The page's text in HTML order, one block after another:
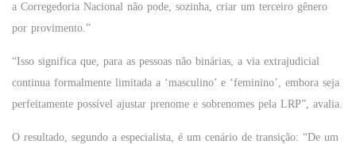
a Corregedoria Nacional não pode, sozinha, criar um terceiro gênero
por provimento.”
“Isso significa que, para as pessoas não binárias, a via extrajudicial
continua formalmente limitada a ‘masculino’ e ‘feminino’, embora seja
perfeitamente possível ajustar prenome e sobrenomes pela LRP”, avalia.
O resultado, segundo a especialista, é um cenário de transição: “De um